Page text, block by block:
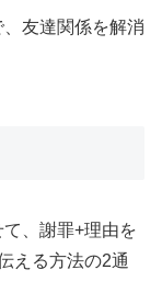
友達関係を解消
、謝罪+理由を
える方法の2通